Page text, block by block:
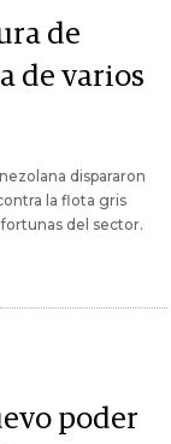
de
de varios
dispararon
la flota gris
del sector.
poder